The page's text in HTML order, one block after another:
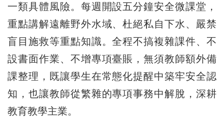
一類具體風險。每週開設五分鐘安全微課堂，
重點講解遠離野外水域、杜絕私自下水、嚴禁
盲目施救等重點知識。全程不搞複雜課件、不
設書面作業、不增專項臺賬，無須教師額外備
課整理，既讓學生在常態化提醒中築牢安全認
知，也讓教師從繁雜的專項事務中解脫，深耕
教育教學主業。